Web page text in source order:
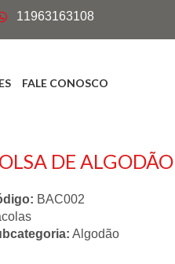
11963163108
FALE CONOSCO
DE ALGODÃO
BAC002
Algodão